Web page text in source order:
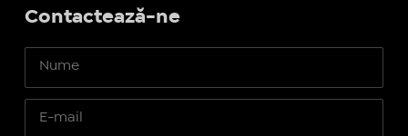
Contactează-ne